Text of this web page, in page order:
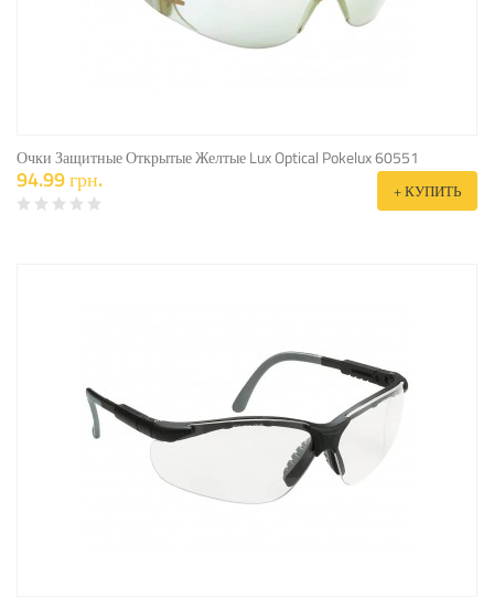
Очки Защитные Открытые Желтые Lux Optical Pokelux 60551
94.99 грн. + КУПИТЬ